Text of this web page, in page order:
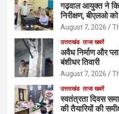
गढ़वाल आयुक्त ने
निरीक्षण, बीएलओ को
August 7, 2026
उत्तराखंड ताजा खबरें
अवैध निर्माण और
बंशीधर तिवारी
August 7, 2026
उत्तराखंड ताजा खबरें
स्वतंत्रता दिवस
की तैयारियों की